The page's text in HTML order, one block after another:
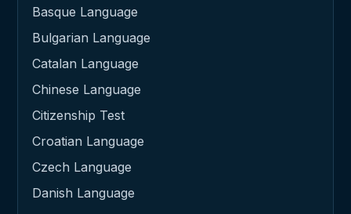
Basque Language
Bulgarian Language
Catalan Language
Chinese Language
Citizenship Test
Croatian Language
Czech Language
Danish Language